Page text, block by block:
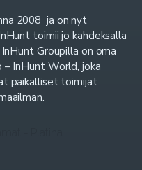
2008 ja on nyt
toimii jo kahdeksalla
Groupilla on oma
– InHunt World, joka
paikalliset toimijat